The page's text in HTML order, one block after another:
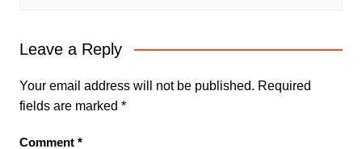
Leave a Reply
Your email address will not be published. Required
fields are marked *
Comment *